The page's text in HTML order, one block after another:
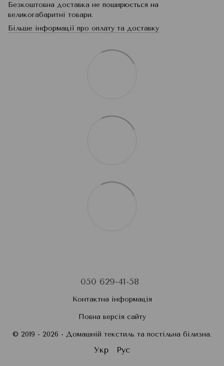
Безкоштовна доставка не поширюється на
великогабаритні товари.
Більше інформації про оплату та доставку
050 629-41-58
Контактна інформація
Повна версія сайту
© 2019 - 2026 - Домашній текстиль та постільна білизна.
Укр Рус